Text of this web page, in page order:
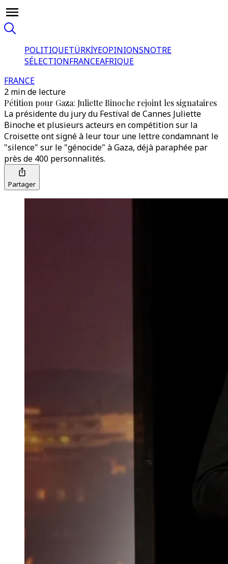
POLITIQUETÜRKİYEOPINIONSNOTRE
SÉLECTIONFRANCEAFRIQUE
FRANCE
2 min de lecture
Pétition pour Gaza: Juliette Binoche rejoint les signataires
La présidente du jury du Festival de Cannes Juliette
Binoche et plusieurs acteurs en compétition sur la
Croisette ont signé à leur tour une lettre condamnant le
"silence" sur le "génocide" à Gaza, déjà paraphée par
près de 400 personnalités.
Partager